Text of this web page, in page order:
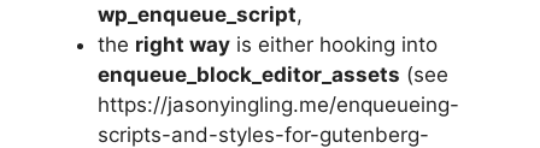
wp_enqueue_script,
the right way is either hooking into
enqueue_block_editor_assets (see
https://jasonyingling.me/enqueueing-
scripts-and-styles-for-gutenberg-